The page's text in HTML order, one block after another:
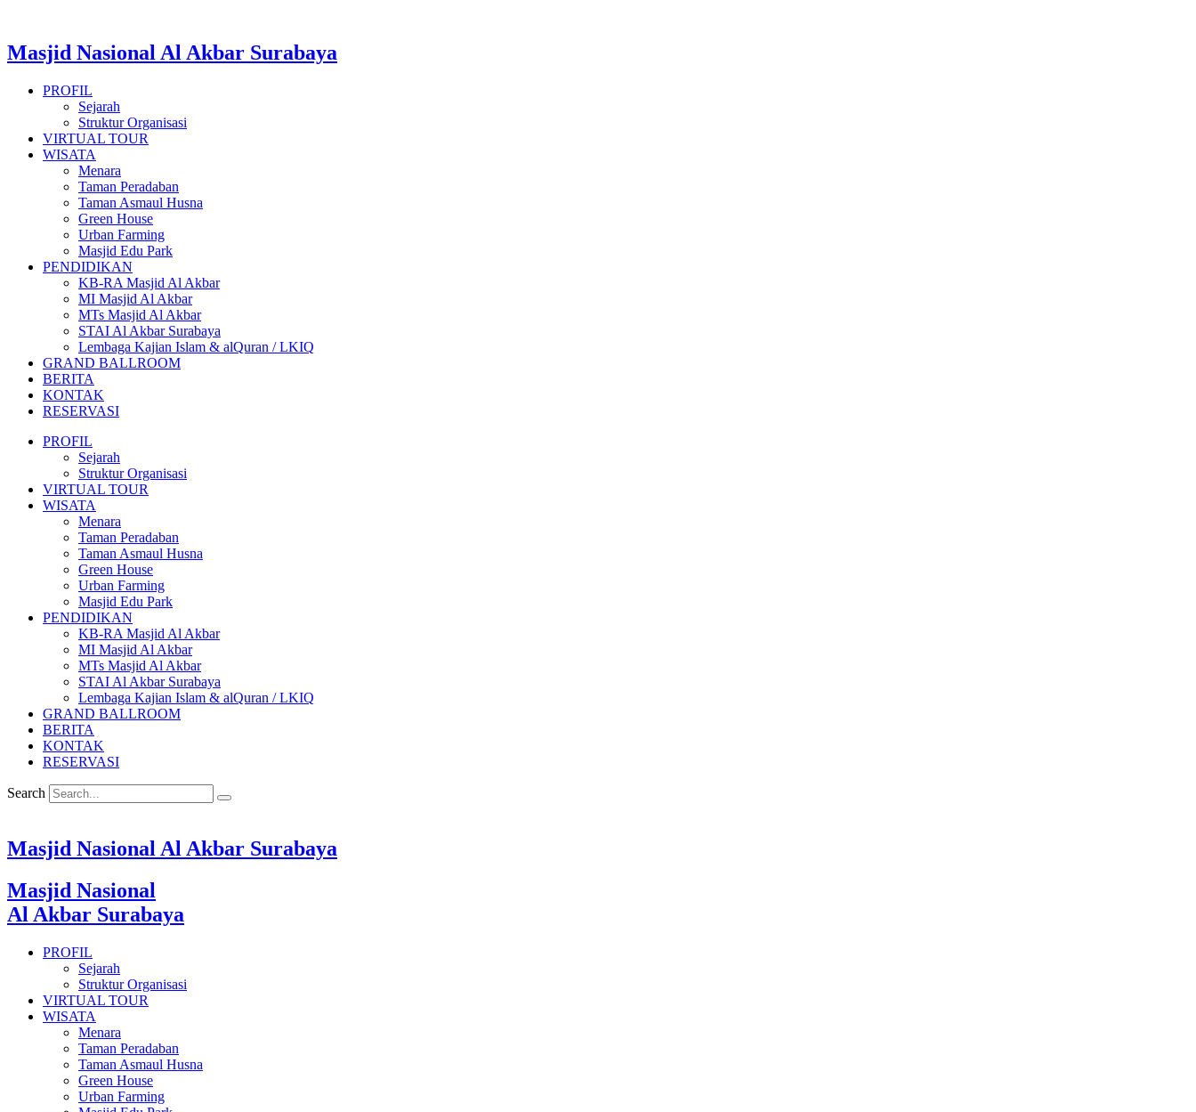
Masjid Nasional Al Akbar Surabaya
PROFIL
Sejarah
Struktur Organisasi
VIRTUAL TOUR
WISATA
Menara
Taman Peradaban
Taman Asmaul Husna
Green House
Urban Farming
Masjid Edu Park
PENDIDIKAN
KB-RA Masjid Al Akbar
MI Masjid Al Akbar
MTs Masjid Al Akbar
STAI Al Akbar Surabaya
Lembaga Kajian Islam & alQuran / LKIQ
GRAND BALLROOM
BERITA
KONTAK
RESERVASI
PROFIL
Sejarah
Struktur Organisasi
VIRTUAL TOUR
WISATA
Menara
Taman Peradaban
Taman Asmaul Husna
Green House
Urban Farming
Masjid Edu Park
PENDIDIKAN
KB-RA Masjid Al Akbar
MI Masjid Al Akbar
MTs Masjid Al Akbar
STAI Al Akbar Surabaya
Lembaga Kajian Islam & alQuran / LKIQ
GRAND BALLROOM
BERITA
KONTAK
RESERVASI
Search
Masjid Nasional Al Akbar Surabaya
Masjid Nasional
Al Akbar Surabaya
PROFIL
Sejarah
Struktur Organisasi
VIRTUAL TOUR
WISATA
Menara
Taman Peradaban
Taman Asmaul Husna
Green House
Urban Farming